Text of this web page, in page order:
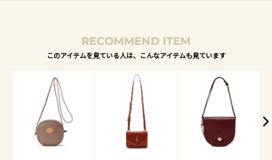
RECOMMEND ITEM
このアイテムを見ている人は、こんなアイテムも見ています